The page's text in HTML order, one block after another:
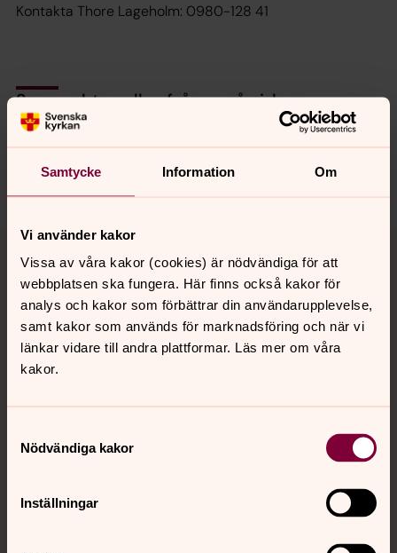
Samtycke Information Om
Vi använder kakor
Vissa av våra kakor (cookies) är nödvändiga för att
webbplatsen ska fungera. Här finns också kakor för
analys och kakor som förbättrar din användarupplevelse,
samt kakor som används för marknadsföring och när vi
länkar vidare till andra plattformar. Läs mer om våra
kakor.
Nödvändiga kakor
Inställningar
Kontakta Thore Lageholm: 0980-128 41
Synpunkter eller frågor på sidans
innehåll?
jukkasjarvi.forsamling@svenskakyrkan.se
Dela
Tillbaka till toppen
Tillbaka till innehållet
Kontakt
Hitta snabbt